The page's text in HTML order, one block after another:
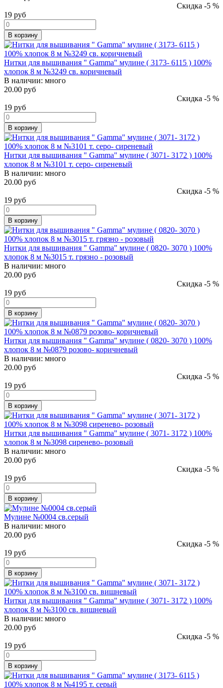
Скидка -5 %
19 руб
В корзину
Нитки для вышивания " Gamma" мулине ( 3173- 6115 ) 100%
хлопок 8 м №3249 св. коричневый
В наличии: много
20.00 руб
Скидка -5 %
19 руб
В корзину
Нитки для вышивания " Gamma" мулине ( 3071- 3172 ) 100%
хлопок 8 м №3101 т. серо- сиреневый
В наличии: много
20.00 руб
Скидка -5 %
19 руб
В корзину
Нитки для вышивания " Gamma" мулине ( 0820- 3070 ) 100%
хлопок 8 м №3015 т. грязно - розовый
В наличии: много
20.00 руб
Скидка -5 %
19 руб
В корзину
Нитки для вышивания " Gamma" мулине ( 0820- 3070 ) 100%
хлопок 8 м №0879 розово- коричневый
В наличии: много
20.00 руб
Скидка -5 %
19 руб
В корзину
Нитки для вышивания " Gamma" мулине ( 3071- 3172 ) 100%
хлопок 8 м №3098 сиренево- розовый
В наличии: много
20.00 руб
Скидка -5 %
19 руб
В корзину
Мулине №0004 св.серый
В наличии: много
20.00 руб
Скидка -5 %
19 руб
В корзину
Нитки для вышивания " Gamma" мулине ( 3071- 3172 ) 100%
хлопок 8 м №3100 св. вишневый
В наличии: много
20.00 руб
Скидка -5 %
19 руб
В корзину